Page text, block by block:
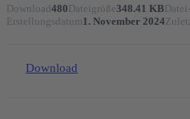
Download480Dateigröße348.41 KB
Erstellungsdatum1. November 2024
Download